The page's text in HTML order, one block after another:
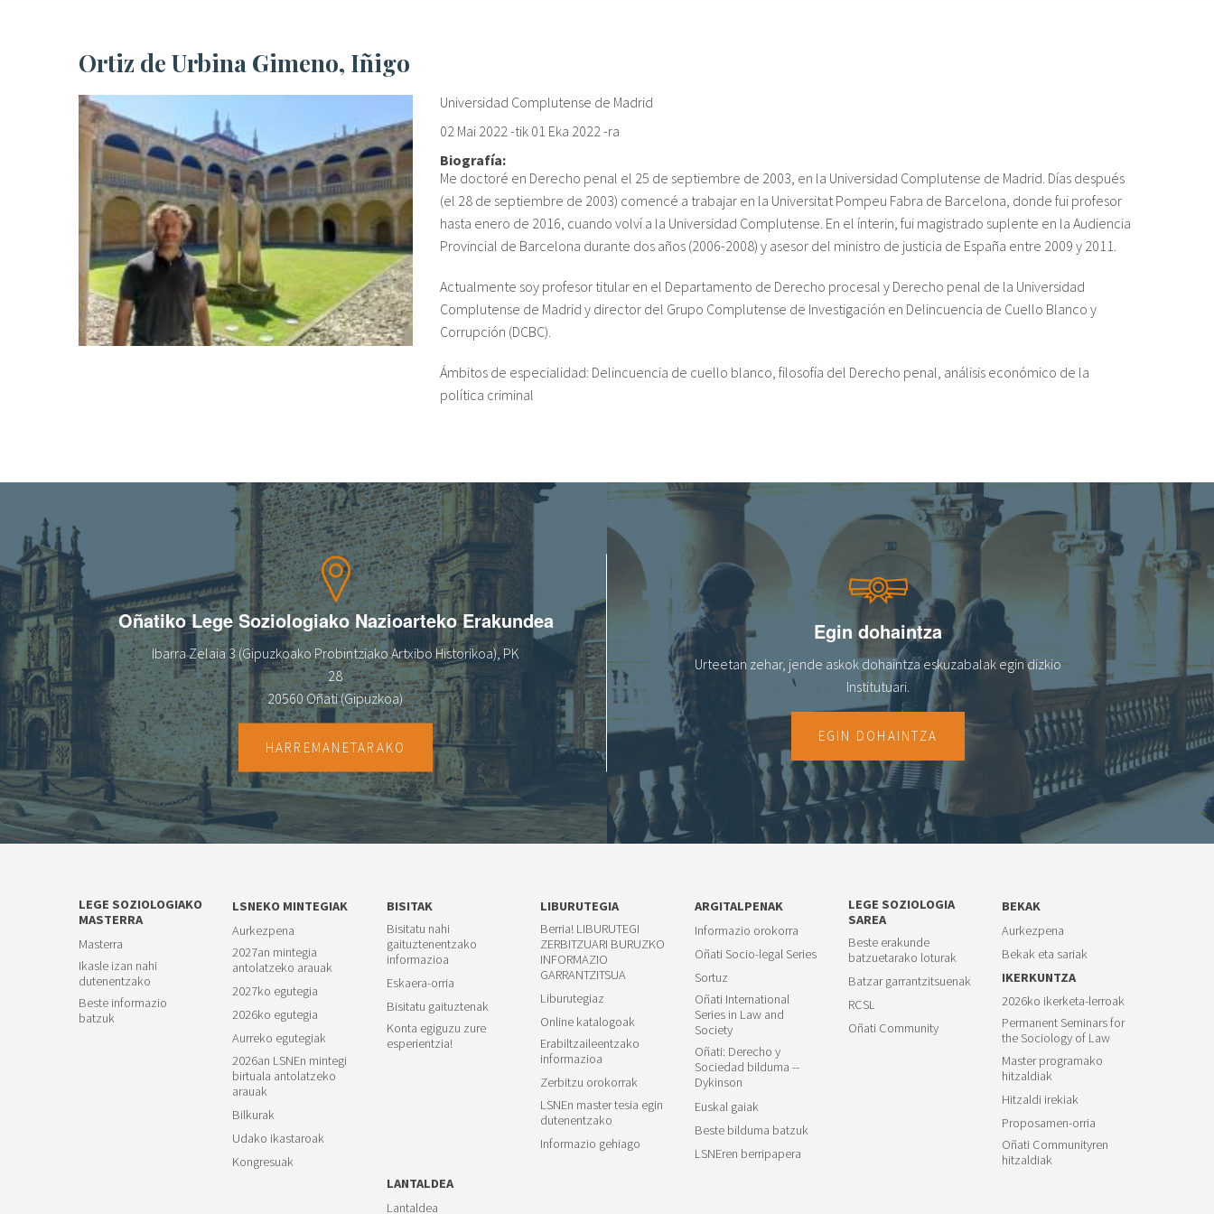
Ortiz de Urbina Gimeno, Iñigo
Universidad Complutense de Madrid
02 Mai 2022-tik 01 Eka 2022-ra
Biografía:
Me doctoré en Derecho penal el 25 de septiembre de 2003, en la Universidad Complutense de Madrid. Días después
(el 28 de septiembre de 2003) comencé a trabajar en la Universitat Pompeu Fabra de Barcelona, donde fui profesor
hasta enero de 2016, cuando volví a la Universidad Complutense. En el ínterin, fui magistrado suplente en la Audiencia
Provincial de Barcelona durante dos años (2006-2008) y asesor del ministro de justicia de España entre 2009 y 2011.
Actualmente soy profesor titular en el Departamento de Derecho procesal y Derecho penal de la Universidad
Complutense de Madrid y director del Grupo Complutense de Investigación en Delincuencia de Cuello Blanco y
Corrupción (DCBC).
Ámbitos de especialidad: Delincuencia de cuello blanco, filosofía del Derecho penal, análisis económico de la
política criminal
Oñatiko Lege Soziologiako Nazioarteko Erakundea
Ibarra Zelaia 3 (Gipuzkoako Probintziako Artxibo Historikoa), PK
28
20560 Oñati (Gipuzkoa)
HARREMANETARAKO
Egin dohaintza
Urteetan zehar, jende askok dohaintza eskuzabalak egin dizkio
Institutuari.
EGIN DOHAINTZA
LEGE SOZIOLOGIAKO
MASTERRA
Masterra
Ikasle izan nahi
dutenentzako
Beste informazio
batzuk
LSNEKO MINTEGIAK
Aurkezpena
2027an mintegia
antolatzeko arauak
2027ko egutegia
2026ko egutegia
Aurreko egutegiak
2026an LSNEn mintegi
birtuala antolatzeko
arauak
Bilkurak
Udako ikastaroak
Kongresuak
BISITAK
Bisitatu nahi
gaituztenentzako
informazioa
Eskaera-orria
Bisitatu gaituztenak
Konta egiguzu zure
esperientzia!
LIBURUTEGIA
Berria! LIBURUTEGI
ZERBITZUARI BURUZKO
INFORMAZIO
GARRANTZITSUA
Liburutegiaz
Online katalogoak
Erabiltzaileentzako
informazioa
Zerbitzu orokorrak
LSNEn master tesia egin
dutenentzako
Informazio gehiago
ARGITALPENAK
Informazio orokorra
Oñati Socio-legal Series
Sortuz
Oñati International
Series in Law and
Society
Oñati: Derecho y
Sociedad bilduma --
Dykinson
Euskal gaiak
Beste bilduma batzuk
LSNEren berripapera
LEGE SOZIOLOGIA
SAREA
Beste erakunde
batzuetarako loturak
Batzar garrantzitsuenak
RCSL
Oñati Community
BEKAK
Aurkezpena
Bekak eta sariak
IKERKUNTZA
2026ko ikerketa-lerroak
Permanent Seminars for
the Sociology of Law
Master programako
hitzaldiak
Hitzaldi irekiak
Proposamen-orria
Oñati Communityren
hitzaldiak
LANTALDEA
Lantaldea